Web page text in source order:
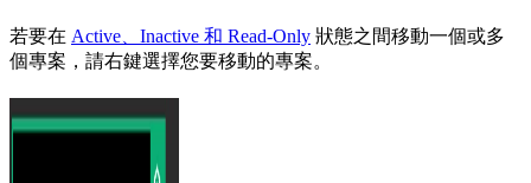
若要在 Active、Inactive 和 Read-Only 狀態之間移動一個或多
個專案，請右鍵選擇您要移動的專案。